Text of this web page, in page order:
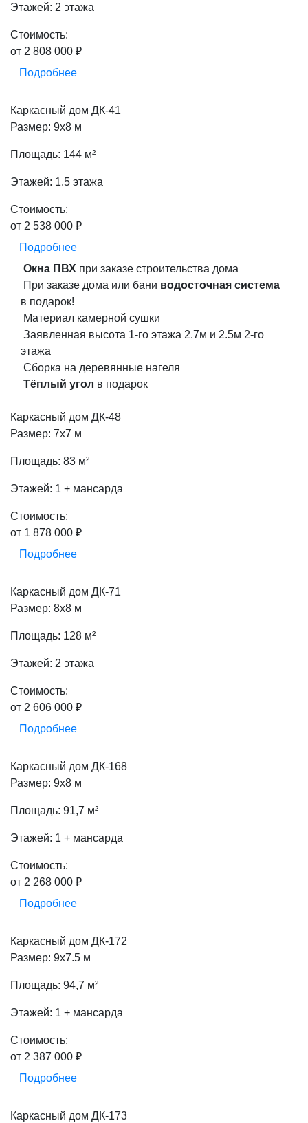
Этажей: 2 этажа
Стоимость:
от 2 808 000 ₽
Подробнее
Каркасный дом ДК-41
Размер: 9х8 м
Площадь: 144 м²
Этажей: 1.5 этажа
Стоимость:
от 2 538 000 ₽
Подробнее
Окна ПВХ при заказе строительства дома
При заказе дома или бани водосточная система
в подарок!
Материал камерной сушки
Заявленная высота 1-го этажа 2.7м и 2.5м 2-го
этажа
Сборка на деревянные нагеля
Тёплый угол в подарок
Каркасный дом ДК-48
Размер: 7х7 м
Площадь: 83 м²
Этажей: 1 + мансарда
Стоимость:
от 1 878 000 ₽
Подробнее
Каркасный дом ДК-71
Размер: 8х8 м
Площадь: 128 м²
Этажей: 2 этажа
Стоимость:
от 2 606 000 ₽
Подробнее
Каркасный дом ДК-168
Размер: 9х8 м
Площадь: 91,7 м²
Этажей: 1 + мансарда
Стоимость:
от 2 268 000 ₽
Подробнее
Каркасный дом ДК-172
Размер: 9х7.5 м
Площадь: 94,7 м²
Этажей: 1 + мансарда
Стоимость:
от 2 387 000 ₽
Подробнее
Каркасный дом ДК-173